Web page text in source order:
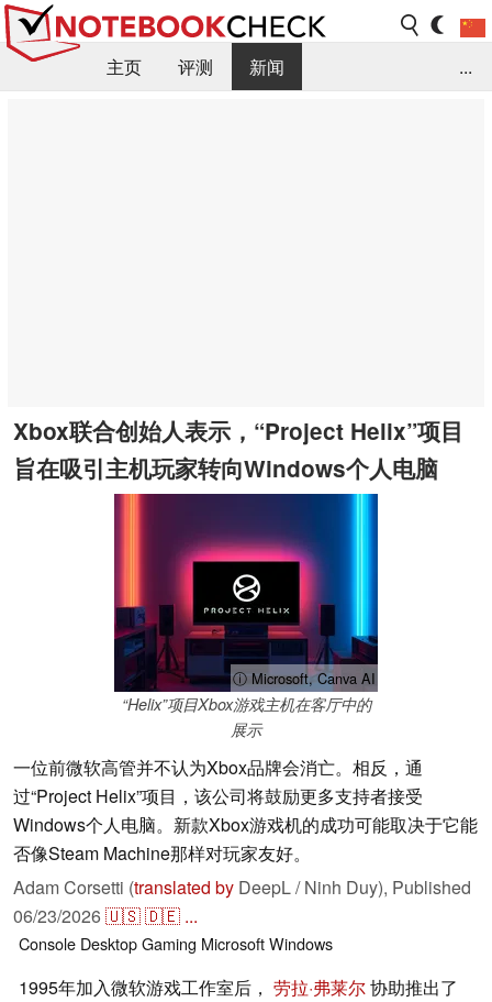
主页 评测
新闻
...
Xbox联合创始人表示，“Project Helix”项目
旨在吸引主机玩家转向Windows个人电脑
ⓘ Microsoft, Canva AI
“Helix”项目Xbox游戏主机在客厅中的
展示
一位前微软高管并不认为Xbox品牌会消亡。相反，通
过“Project Helix”项目，该公司将鼓励更多支持者接受
Windows个人电脑。新款Xbox游戏机的成功可能取决于它能
否像Steam Machine那样对玩家友好。
Adam Corsetti (translated by DeepL / Ninh Duy), Published
06/23/2026🇺🇸🇩🇪 ...
Console DesktopGaming MicrosoftWindows
1995年加入微软游戏工作室后， 劳拉·弗莱尔协助推出了